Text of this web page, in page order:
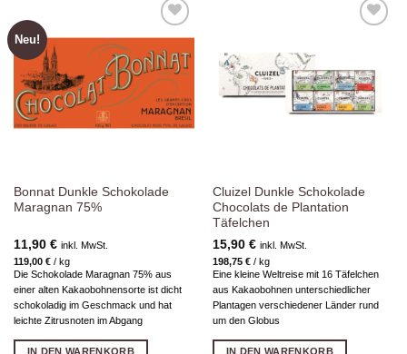
Neu!
Zur
Wunschliste
hinzufügen
Bonnat Dunkle Schokolade
Maragnan 75%
11,90 € inkl. MwSt.
119,00 €/ kg
Die Schokolade Maragnan 75% aus
einer alten Kakaobohnensorte ist dicht
schokoladig im Geschmack und hat
leichte Zitrusnoten im Abgang
IN DEN WARENKORB
Cluizel Dunkle Schokolade
Chocolats de Plantation
Täfelchen
15,90 € inkl. MwSt.
198,75 €/ kg
Eine kleine Weltreise mit 16 Täfelchen
aus Kakaobohnen unterschiedlicher
Plantagen verschiedener Länder rund
um den Globus
IN DEN WARENKORB